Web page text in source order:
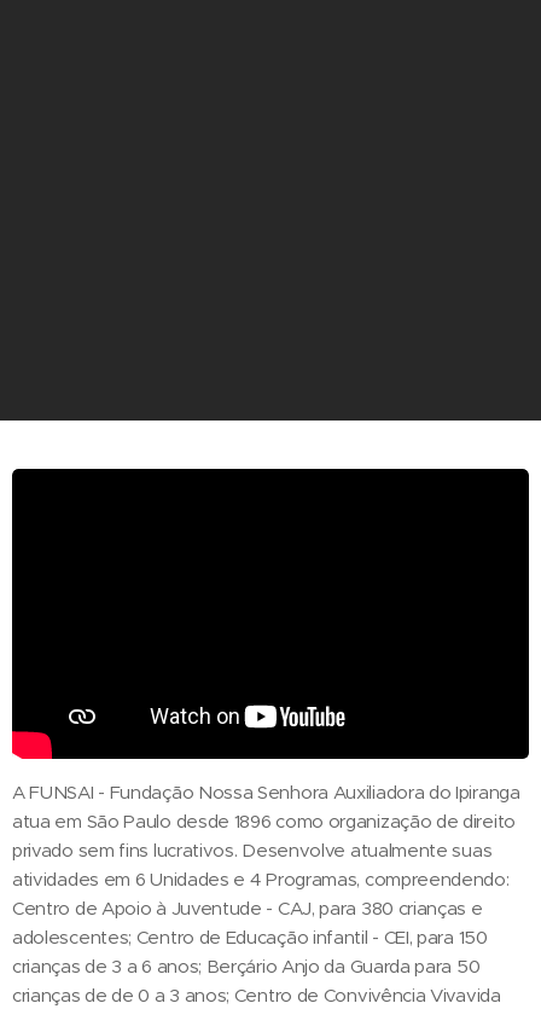
A FUNSAI - Fundação Nossa Senhora Auxiliadora do Ipiranga
atua em São Paulo desde 1896 como organização de direito
privado sem fins lucrativos. Desenvolve atualmente suas
atividades em 6 Unidades e 4 Programas, compreendendo:
Centro de Apoio à Juventude - CAJ, para 380 crianças e
adolescentes; Centro de Educação infantil - CEI, para 150
crianças de 3 a 6 anos; Berçário Anjo da Guarda para 50
crianças de de 0 a 3 anos; Centro de Convivência Vivavida